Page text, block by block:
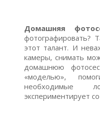
Домашняя
фотографировать?
этот талант. И
камеры, снимать
домашнюю
«моделью»,
необходимые
экспериментирует